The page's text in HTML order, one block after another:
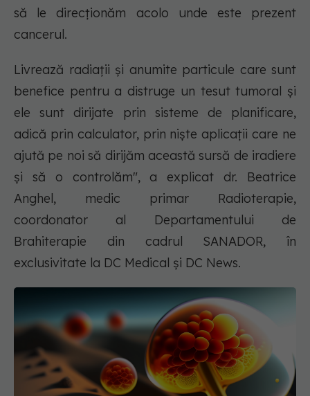
să le direcționăm acolo unde este prezent
cancerul.
Livrează radiații și anumite particule care sunt
benefice pentru a distruge un tesut tumoral și
ele sunt dirijate prin sisteme de planificare,
adică prin calculator, prin niște aplicații care ne
ajută pe noi să dirijăm această sursă de iradiere
și să o controlăm", a explicat dr. Beatrice
Anghel, medic primar Radioterapie,
coordonator al Departamentului de
Brahiterapie din cadrul SANADOR, în
exclusivitate la DC Medical și DC News.